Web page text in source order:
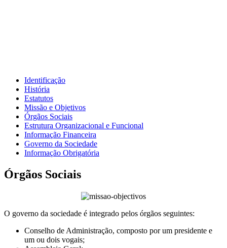
Identificação
História
Estatutos
Missão e Objetivos
Órgãos Sociais
Estrutura Organizacional e Funcional
Informação Financeira
Governo da Sociedade
Informação Obrigatória
Órgãos Sociais
O governo da sociedade é integrado pelos órgãos seguintes:
Conselho de Administração, composto por um presidente e
um ou dois vogais;